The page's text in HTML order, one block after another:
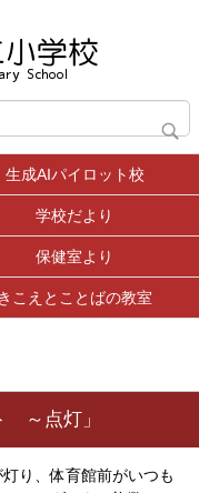
生成AIパイロット校
学校だより
保健室より
きこえとことばの教室
～点灯」
り、体育館前がいつも